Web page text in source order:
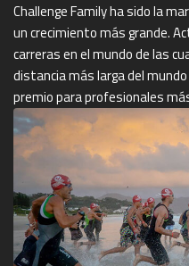
Challenge Family ha sido la
un crecimiento más grande.
carreras en el mundo de las
distancia más larga del
premio para profesionales